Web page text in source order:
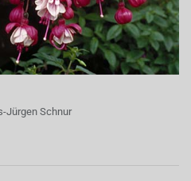
Jürgen Schnur